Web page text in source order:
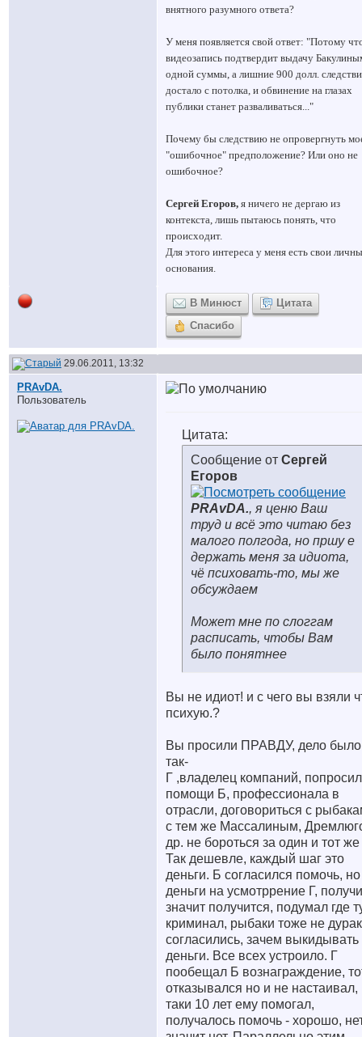
внятного разумного ответа?
У меня появляется свой ответ: "Потому
видеозапись подтвердит выдачу
одной суммы, а лишние 900 долл.
достало с потолка, и обвинение на глазах
публики станет разваливаться..."
Почему бы следствию не опровергнуть
"ошибочное" предположение? Или оно не
ошибочное?
Сергей Егоров, я ничего не дергаю из
контекста, лишь пытаюсь понять, что
происходит.
Для этого интереса у меня есть свои
основания.
В Минюст
Цитата
Спасибо
29.06.2011, 13:32
PRAvDA.
Пользователь
Цитата:
Сообщение от Сергей
Егоров
PRAvDA., я ценю Ваш
труд и всё это читаю без
малого полгода, но пршу е
держать меня за идиота,
чё психовать-то, мы же
обсуждаем
Может мне по слоггам
расписать, чтобы Вам
было понятнее
Вы не идиот! и с чего вы взяли
психую.?
Вы просили ПРАВДУ, дело было
так-
Г ,владелец компаний, попросил
помощи Б, профессионала в
отрасли, договориться с
с тем же Массалиным,
др. не бороться за один и тот же
Так дешевле, каждый шаг это
деньги. Б согласился помочь, но
деньги на усмотррение Г,
значит получится, подумал где
криминал, рыбаки тоже не
согласились, зачем выкидывать
деньги. Все всех устроило. Г
пообещал Б вознаграждение,
отказывался но и не настаивал,
таки 10 лет ему помогал,
получалось помочь - хорошо,